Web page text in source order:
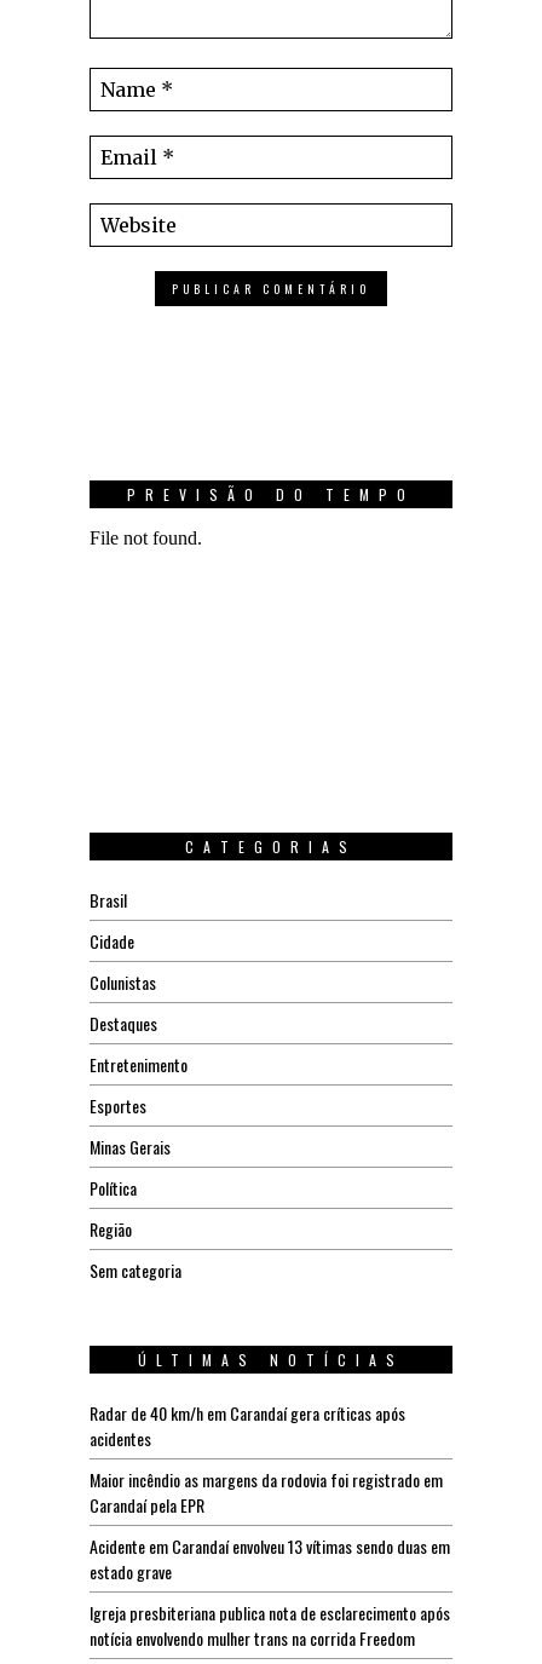
PREVISÃO DO TEMPO
CATEGORIAS
Brasil
Cidade
Colunistas
Destaques
Entretenimento
Esportes
Minas Gerais
Política
Região
Sem categoria
ÚLTIMAS NOTÍCIAS
Radar de 40 km/h em Carandaí gera críticas após
acidentes
Maior incêndio as margens da rodovia foi registrado em
Carandaí pela EPR
Acidente em Carandaí envolveu 13 vítimas sendo duas em
estado grave
Igreja presbiteriana publica nota de esclarecimento após
notícia envolvendo mulher trans na corrida Freedom